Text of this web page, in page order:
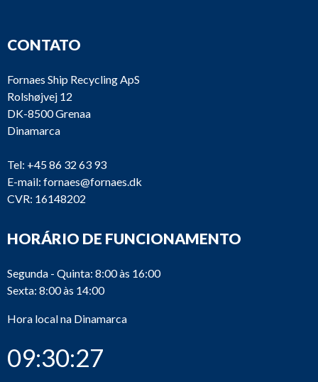
CONTATO
Fornaes Ship Recycling ApS
Rolshøjvej 12
DK-8500 Grenaa
Dinamarca
Tel: +45 86 32 63 93
E-mail: fornaes@fornaes.dk
CVR: 16148202
HORÁRIO DE FUNCIONAMENTO
Segunda - Quinta: 8:00 às 16:00
Sexta: 8:00 às 14:00
Hora local na Dinamarca
09:30:27